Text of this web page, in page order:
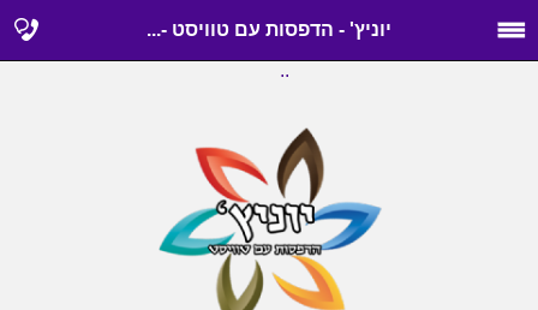
יוניץ' - הדפסות עם טוויסט -...
..